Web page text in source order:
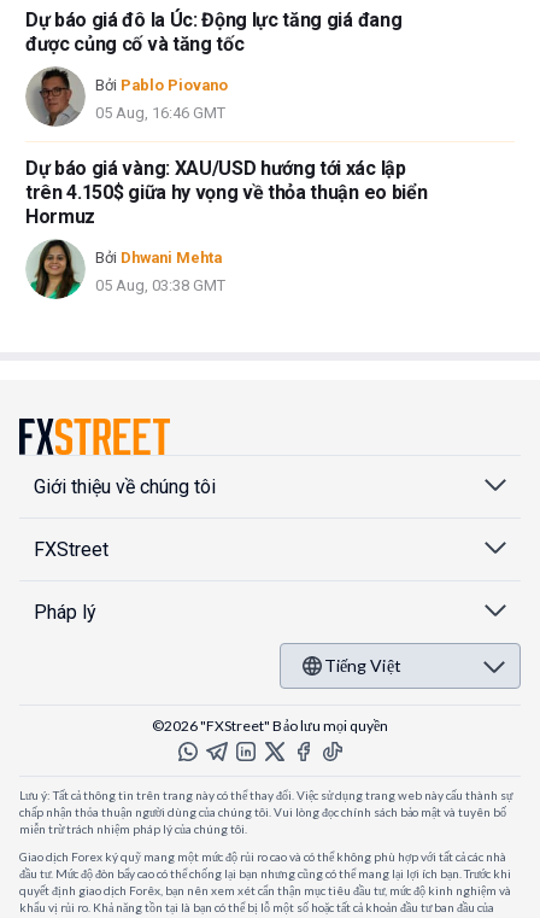
Dự báo giá đô la Úc: Động lực tăng giá đang
được củng cố và tăng tốc
Bởi Pablo Piovano
05 Aug, 16:46 GMT
Dự báo giá vàng: XAU/USD hướng tới xác lập
trên 4.150$ giữa hy vọng về thỏa thuận eo biển
Hormuz
Bởi Dhwani Mehta
05 Aug, 03:38 GMT
Giới thiệu về chúng tôi
FXStreet
Pháp lý
Tiếng Việt
©2026 "FXStreet" Bảo lưu mọi quyền
Lưu ý: Tất cả thông tin trên trang này có thể thay đổi. Việc sử dụng trang web này cấu thành sự
chấp nhận thỏa thuận người dùng của chúng tôi. Vui lòng đọc chính sách bảo mật và tuyên bố
miễn trừ trách nhiệm pháp lý của chúng tôi.
Giao dịch Forex ký quỹ mang một mức độ rủi ro cao và có thể không phù hợp với tất cả các nhà
đầu tư. Mức độ đòn bẩy cao có thể chống lại bạn nhưng cũng có thể mang lại lợi ích bạn. Trước khi
quyết định giao dịch Forêx, bạn nên xem xét cẩn thận mục tiêu đầu tư, mức độ kinh nghiệm và
khẩu vị rủi ro. Khả năng tồn tại là bạn có thể bị lỗ một số hoặc tất cả khoản đầu tư ban đầu của